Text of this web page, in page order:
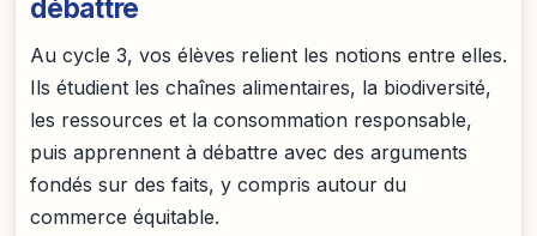
débattre
Au cycle 3, vos élèves relient les notions entre elles.
Ils étudient les chaînes alimentaires, la biodiversité,
les ressources et la consommation responsable,
puis apprennent à débattre avec des arguments
fondés sur des faits, y compris autour du
commerce équitable.